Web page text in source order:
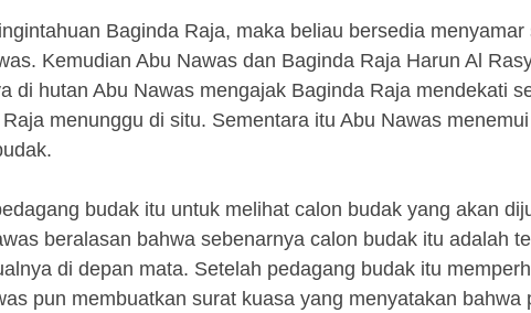
Baginda Raja, maka beliau bersedia
Kemudian Abu Nawas dan Baginda Raja Harun Al
di hutan Abu Nawas mengajak Baginda Raja mendekati
menunggu di situ. Sementara itu Abu Nawas
budak itu untuk melihat calon budak yang akan
beralasan bahwa sebenarnya calon budak itu adalah
di depan mata. Setelah pedagang budak itu
pun membuatkan surat kuasa yang menyatakan bahwa